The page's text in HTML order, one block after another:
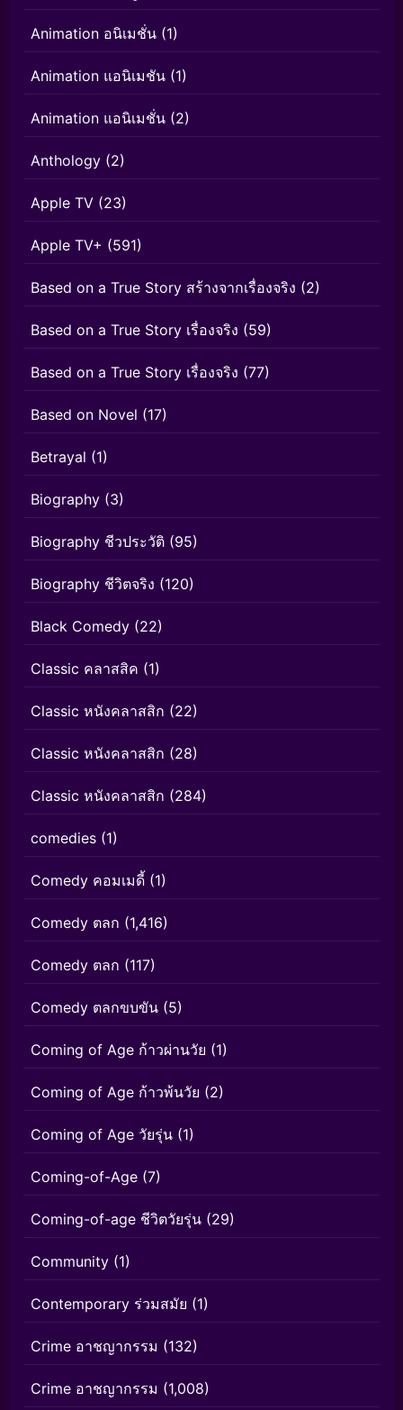
Animation อนิเมชั่น (1)
Animation แอนิเมชัน (1)
Animation แอนิเมชั่น (2)
Anthology (2)
Apple TV (23)
Apple TV+ (591)
Based on a True Story สร้างจากเรื่องจริง (2)
Based on a True Story เรื่องจริง (59)
Based on a True Story เรื่องจริง (77)
Based on Novel (17)
Betrayal (1)
Biography (3)
Biography ชีวประวัติ (95)
Biography ชีวิตจริง (120)
Black Comedy (22)
Classic คลาสสิค (1)
Classic หนังคลาสสิก (22)
Classic หนังคลาสสิก (28)
Classic หนังคลาสสิก (284)
comedies (1)
Comedy คอมเมดี้ (1)
Comedy ตลก (1,416)
Comedy ตลก (117)
Comedy ตลกขบขัน (5)
Coming of Age ก้าวผ่านวัย (1)
Coming of Age ก้าวพ้นวัย (2)
Coming of Age วัยรุ่น (1)
Coming-of-Age (7)
Coming-of-age ชีวิตวัยรุ่น (29)
Community (1)
Contemporary ร่วมสมัย (1)
Crime อาชญากรรม (132)
Crime อาชญากรรม (1,008)